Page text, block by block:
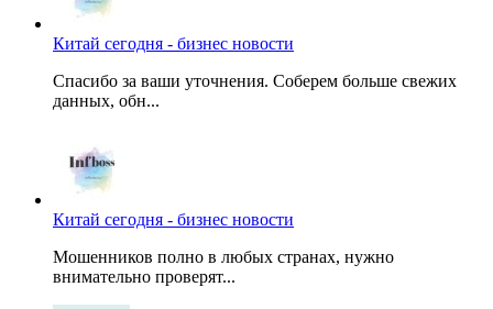
Китай сегодня - бизнес новости
Спасибо за ваши уточнения. Соберем больше свежих
данных, обн...
Китай сегодня - бизнес новости
Мошенников полно в любых странах, нужно
внимательно проверят...